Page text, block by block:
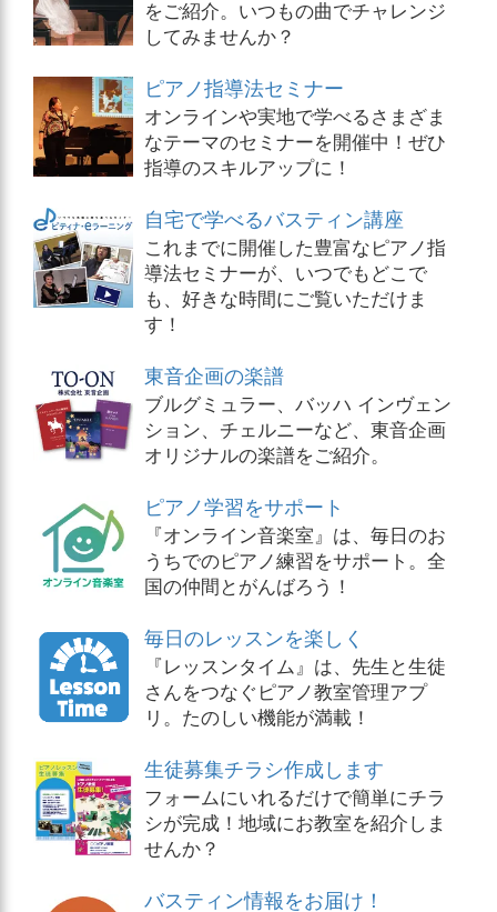
をご紹介。いつもの曲でチャレンジ
してみませんか？
ピアノ指導法セミナー
オンラインや実地で学べるさまざま
なテーマのセミナーを開催中！ぜひ
指導のスキルアップに！
自宅で学べるバスティン講座
これまでに開催した豊富なピアノ指
導法セミナーが、いつでもどこで
も、好きな時間にご覧いただけま
す！
東音企画の楽譜
ブルグミュラー、バッハ インヴェン
ション、チェルニーなど、東音企画
オリジナルの楽譜をご紹介。
ピアノ学習をサポート
『オンライン音楽室』は、毎日のお
うちでのピアノ練習をサポート。全
国の仲間とがんばろう！
毎日のレッスンを楽しく
『レッスンタイム』は、先生と生徒
さんをつなぐピアノ教室管理アプ
リ。たのしい機能が満載！
生徒募集チラシ作成します
フォームにいれるだけで簡単にチラ
シが完成！地域にお教室を紹介しま
せんか？
バスティン情報をお届け！